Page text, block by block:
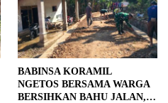
BABINSA KORAMIL
NGETOS BERSAMA WARGA
BERSIHKAN BAHU JALAN,